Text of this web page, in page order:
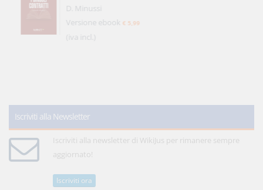
D. Minussi
Versione ebook € 5,99
(iva incl.)
Iscriviti alla Newsletter
Iscriviti alla newsletter di WikiJus per rimanere sempre
aggiornato!
Iscriviti ora